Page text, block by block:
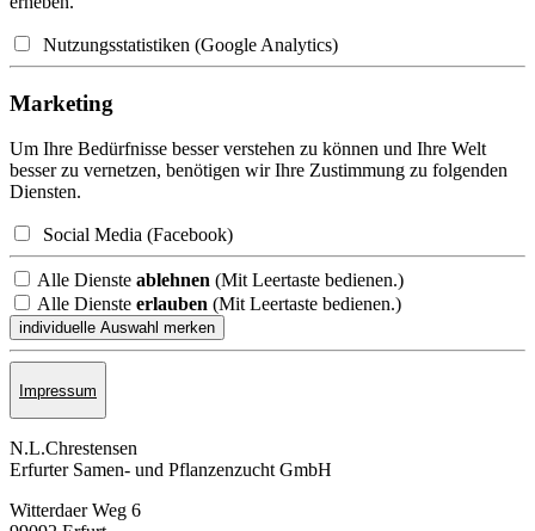
Nutzungsstatistiken (Google Analytics)
Marketing
Um Ihre Bedürfnisse besser verstehen zu können und Ihre Welt
besser zu vernetzen, benötigen wir Ihre Zustimmung zu folgenden
Diensten.
Social Media (Facebook)
Alle Dienste ablehnen (Mit Leertaste bedienen.)
Alle Dienste erlauben (Mit Leertaste bedienen.)
Impressum
N.L.Chrestensen
Erfurter Samen- und Pflanzen­zucht GmbH
Witterdaer Weg 6